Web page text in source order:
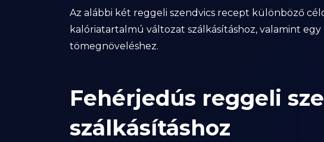
Az alábbi két reggeli szendvics recept különböző
kalóriatartalmú változat szálkásításhoz, valamint
tömegnöveléshez.
Fehérjedús reggeli
szálkásításhoz